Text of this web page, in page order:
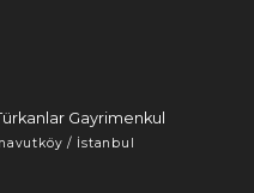
Gayrimenkul
/ İstanbul